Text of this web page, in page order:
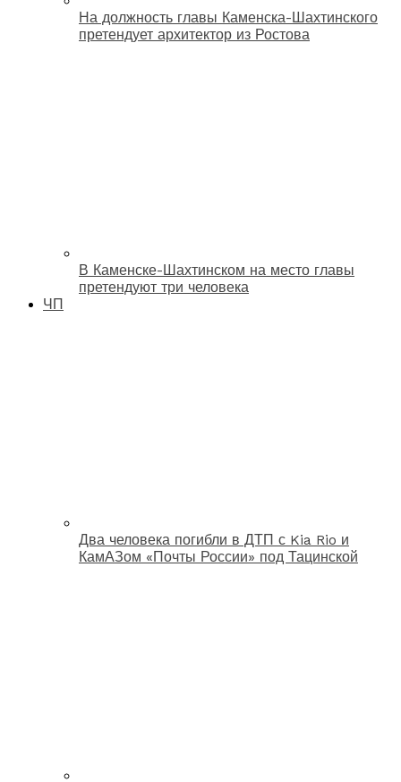
На должность главы Каменска-Шахтинского
претендует архитектор из Ростова
В Каменске-Шахтинском на место главы
претендуют три человека
ЧП
Два человека погибли в ДТП с Kia Rio и
КамАЗом «Почты России» под Тацинской